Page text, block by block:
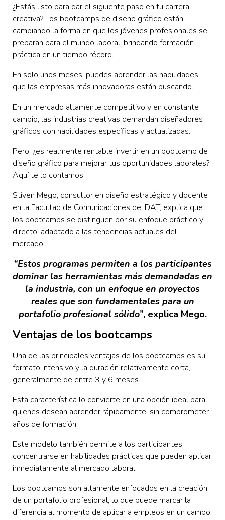
¿Estás listo para dar el siguiente paso en tu carrera
creativa? Los bootcamps de diseño gráfico están
cambiando la forma en que los jóvenes profesionales se
preparan para el mundo laboral, brindando formación
práctica en un tiempo récord.
En solo unos meses, puedes aprender las habilidades
que las empresas más innovadoras están buscando.
En un mercado altamente competitivo y en constante
cambio, las industrias creativas demandan diseñadores
gráficos con habilidades específicas y actualizadas.
Pero, ¿es realmente rentable invertir en un bootcamp de
diseño gráfico para mejorar tus oportunidades laborales?
Aquí te lo contamos.
Stiven Mego, consultor en diseño estratégico y docente
en la Facultad de Comunicaciones de IDAT, explica que
los bootcamps se distinguen por su enfoque práctico y
directo, adaptado a las tendencias actuales del
mercado.
“Estos programas permiten a los participantes
dominar las herramientas más demandadas en
la industria, con un enfoque en proyectos
reales que son fundamentales para un
portafolio profesional sólido”, explica Mego.
Ventajas de los bootcamps
Una de las principales ventajas de los bootcamps es su
formato intensivo y la duración relativamente corta,
generalmente de entre 3 y 6 meses.
Esta característica lo convierte en una opción ideal para
quienes desean aprender rápidamente, sin comprometer
años de formación.
Este modelo también permite a los participantes
concentrarse en habilidades prácticas que pueden aplicar
inmediatamente al mercado laboral.
Los bootcamps son altamente enfocados en la creación
de un portafolio profesional, lo que puede marcar la
diferencia al momento de aplicar a empleos en un campo